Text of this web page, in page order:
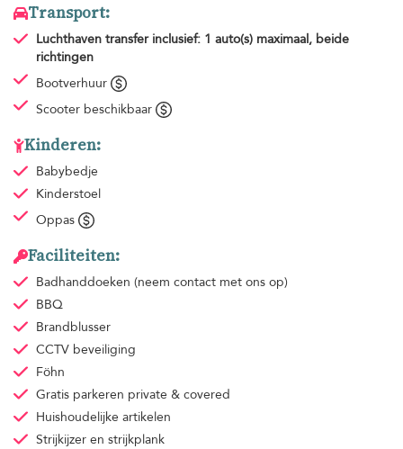
Transport:
Luchthaven transfer inclusief: 1 auto(s) maximaal, beide
richtingen
Bootverhuur
Scooter beschikbaar
Kinderen:
Babybedje
Kinderstoel
Oppas
Faciliteiten:
Badhanddoeken (neem contact met ons op)
BBQ
Brandblusser
CCTV beveiliging
Föhn
Gratis parkeren private & covered
Huishoudelijke artikelen
Strijkijzer en strijkplank